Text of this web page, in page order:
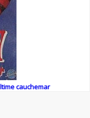
cauchemar